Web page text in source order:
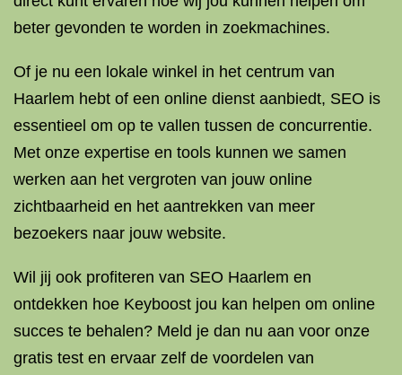
beter gevonden te worden in zoekmachines.
Of je nu een lokale winkel in het centrum van
Haarlem hebt of een online dienst aanbiedt, SEO is
essentieel om op te vallen tussen de concurrentie.
Met onze expertise en tools kunnen we samen
werken aan het vergroten van jouw online
zichtbaarheid en het aantrekken van meer
bezoekers naar jouw website.
Wil jij ook profiteren van SEO Haarlem en
ontdekken hoe Keyboost jou kan helpen om online
succes te behalen? Meld je dan nu aan voor onze
gratis test en ervaar zelf de voordelen van